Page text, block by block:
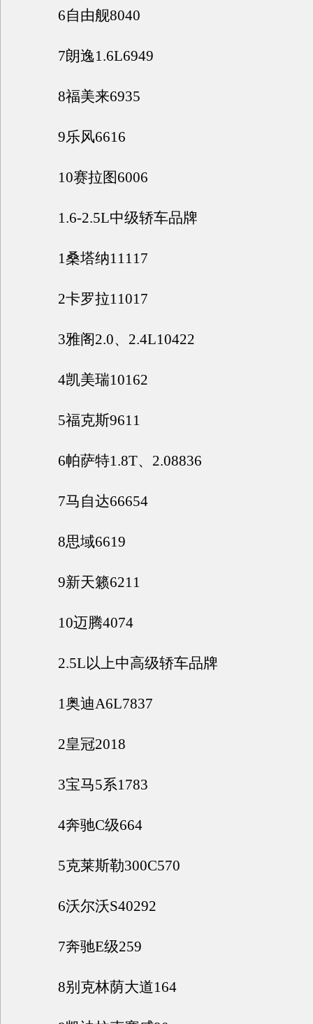
6自由舰8040
7朗逸1.6L6949
8福美来6935
9乐风6616
10赛拉图6006
1.6-2.5L中级轿车品牌
1桑塔纳11117
2卡罗拉11017
3雅阁2.0、2.4L10422
4凯美瑞10162
5福克斯9611
6帕萨特1.8T、2.08836
7马自达66654
8思域6619
9新天籁6211
10迈腾4074
2.5L以上中高级轿车品牌
1奥迪A6L7837
2皇冠2018
3宝马5系1783
4奔驰C级664
5克莱斯勒300C570
6沃尔沃S40292
7奔驰E级259
8别克林荫大道164